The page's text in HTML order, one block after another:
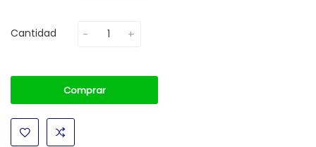
Cantidad
Comprar